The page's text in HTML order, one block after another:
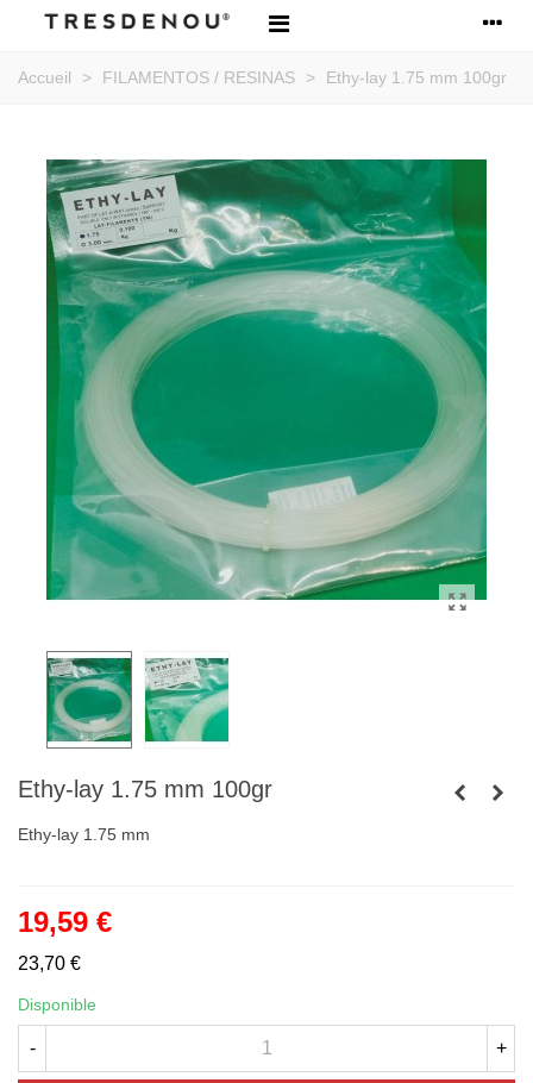
Accueil > FILAMENTOS / RESINAS > Ethy-lay 1.75 mm 100gr
Ethy-lay 1.75 mm 100gr
Ethy-lay 1.75 mm
19,59 €
23,70 €
Disponible
- +